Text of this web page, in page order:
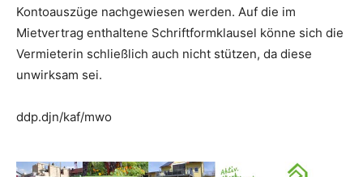
Kontoauszüge nachgewiesen werden. Auf die im
Mietvertrag enthaltene Schriftformklausel könne sich die
Vermieterin schließlich auch nicht stützen, da diese
unwirksam sei.
ddp.djn/kaf/mwo